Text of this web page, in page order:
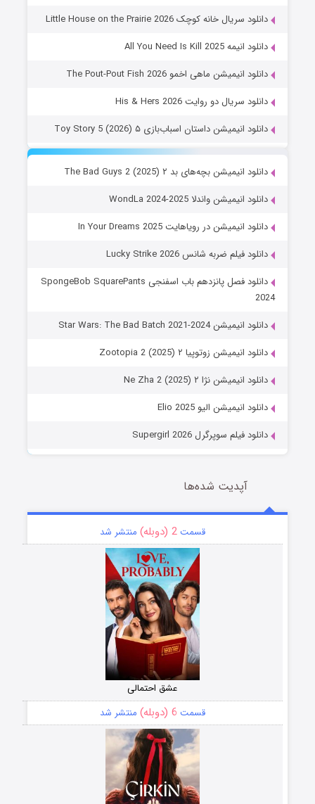
دانلود سریال خانه کوچک Little House on the Prairie 2026
دانلود انیمه All You Need Is Kill 2025
دانلود انیمیشن ماهی اخمو The Pout-Pout Fish 2026
دانلود سریال دو روایت His & Hers 2026
دانلود انیمیشن داستان اسباب‌بازی ۵ Toy Story 5 (2026)
دانلود انیمیشن بچه‌های بد ۲ The Bad Guys 2 (2025)
دانلود انیمیشن واندلا WondLa 2024-2025
دانلود انیمیشن در رویاهایت In Your Dreams 2025
دانلود فیلم ضربه شانس Lucky Strike 2026
دانلود فصل پانزدهم باب اسفنجی SpongeBob SquarePants
2024
دانلود انیمیشن Star Wars: The Bad Batch 2021-2024
دانلود انیمیشن زوتوپیا ۲ Zootopia 2 (2025)
دانلود انیمیشن نژا ۲ Ne Zha 2 (2025)
دانلود انیمیشن الیو Elio 2025
دانلود فیلم سوپرگرل Supergirl 2026
آپدیت شده‌ها
قسمت2 (دوبله) منتشر شد
عشق احتمالی
قسمت 6 (دوبله) منتشر شد